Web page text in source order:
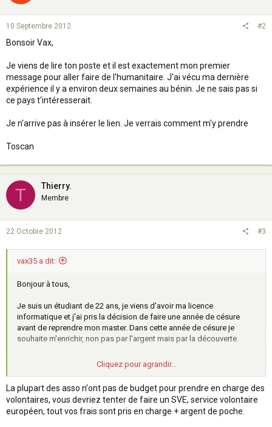
10 Septembre 2012 #2
Bonsoir Vax,
Je viens de lire ton poste et il est exactement mon premier
message pour aller faire de l'humanitaire. J'ai vécu ma dernière
expérience il y a environ deux semaines au bénin. Je ne sais pas si
ce pays t'intéresserait.
Je n'arrive pas à insérer le lien. Je verrais comment m'y prendre
Toscan
T Thierry.
Membre
22 Octobre 2012 #3
vax35 a dit:
Bonjour à tous,
Je suis un étudiant de 22 ans, je viens d'avoir ma licence
informatique et j'ai pris la décision de faire une année de césure
avant de reprendre mon master. Dans cette année de césure je
souhaite m'enrichir, non pas par l'argent mais par la découverte.
Je recherche donc un organisme (fiable et non pas une arnaque à
l'humanitaire) qui pourrait me proposer ce genre de mission (de 1 à
et en informatique. J'accepterais aussi bien une mission dans
l'éducation qu'une mission dans la construction.
Cliquez pour agrandir...
La plupart des asso n'ont pas de budget pour prendre en charge des
volontaires, vous devriez tenter de faire un SVE, service volontaire
européen, tout vos frais sont pris en charge + argent de poche.